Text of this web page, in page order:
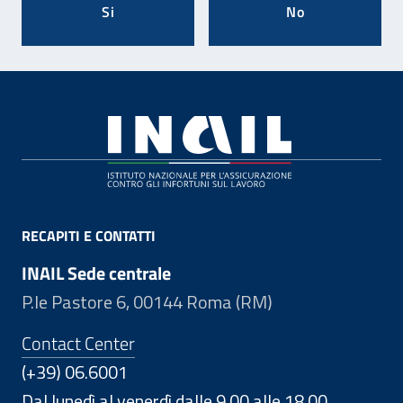
Si No
RECAPITI E CONTATTI
INAIL Sede centrale
P.le Pastore 6, 00144 Roma (RM)
Contact Center
(+39) 06.6001